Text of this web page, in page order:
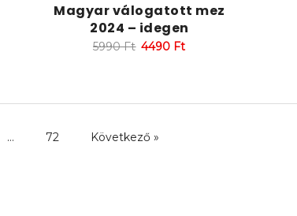
Magyar válogatott mez
2024 – idegen
5990Ft 4490 Ft
… 72 Következő »